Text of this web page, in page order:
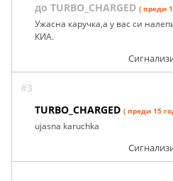
до TURBO_CHARGED ( преди
Ужасна каручка,а у вас си
КИА.
#3
TURBO_CHARGED ( преди 15
ujasna karuchka